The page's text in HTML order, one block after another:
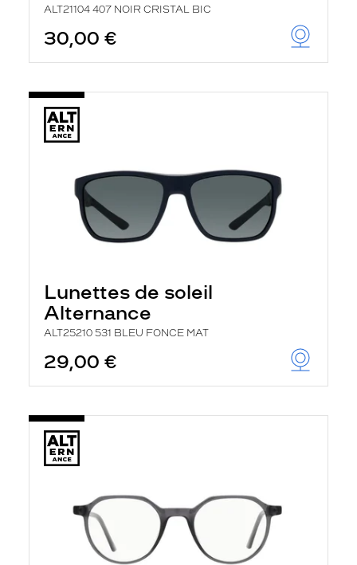
ALT21104 407 NOIR CRISTAL BIC
30,00 €
Lunettes de soleil
Alternance
ALT25210 531 BLEU FONCE MAT
29,00 €